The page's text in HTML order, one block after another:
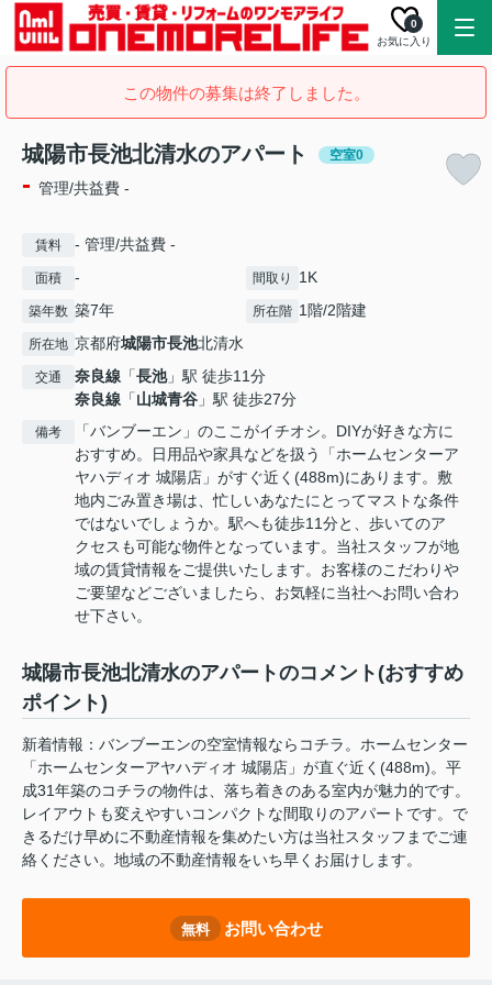
お気に入り
0
この物件の募集は終了しました。
城陽市長池北清水のアパート 空室0
- 管理/共益費 -
賃料 - 管理/共益費 -
面積 - 間取り 1K
築年数 築7年 所在階 1階/2階建
所在地 京都府城陽市長池北清水
交通 奈良線 「長池」駅 徒歩11分
奈良線 「山城青谷 」駅 徒歩27分
備考
「バンブーエン」のここがイチオシ。DIYが好きな方に
おすすめ。日用品や家具などを扱う「ホームセンターア
ヤハディオ 城陽店」がすぐ近く(488m)にあります。敷
地内ごみ置き場は、忙しいあなたにとってマストな条件
ではないでしょうか。駅へも徒歩11分と、歩いてのア
クセスも可能な物件となっています。当社スタッフが地
域の賃貸情報をご提供いたします。お客様のこだわりや
ご要望などございましたら、お気軽に当社へお問い合わ
せ下さい。
城陽市長池北清水のアパートのコメント(おすすめ
ポイント)
新着情報：バンブーエンの空室情報ならコチラ。ホームセンター
「ホームセンターアヤハディオ 城陽店」が直ぐ近く(488m)。平
成31年築のコチラの物件は、落ち着きのある室内が魅力的です。
レイアウトも変えやすいコンパクトな間取りのアパートです。で
きるだけ早めに不動産情報を集めたい方は当社スタッフまでご連
絡ください。地域の不動産情報をいち早くお届けします。
無料 お問い合わせ